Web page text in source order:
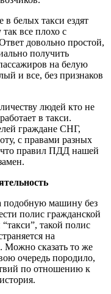
белых такси ездят
все плохо с
довольно простой,
получить
на белую
и все, без признаков
людей кто не
в такси.
граждане СНГ,
с правами разных
что правил ПДД нашей
подобную машину без
полис гражданской
такой полис
на
Можно сказать то же
очередь породило,
по отношению к